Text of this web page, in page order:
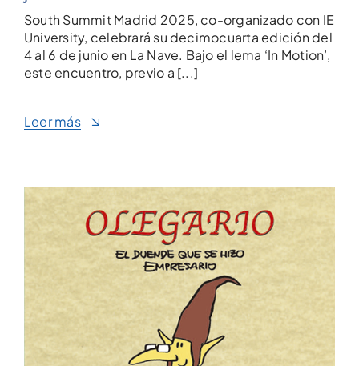
South Summit Madrid 2025, co-organizado con IE
University, celebrará su decimocuarta edición del
4 al 6 de junio en La Nave. Bajo el lema ‘In Motion’,
este encuentro, previo a [...]
Leer más